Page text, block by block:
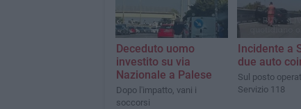
Deceduto uomo
investito su via
Nazionale a Palese
Dopo l'impatto, vani i
soccorsi
Incidente a
due auto
Sul posto
Servizio 118